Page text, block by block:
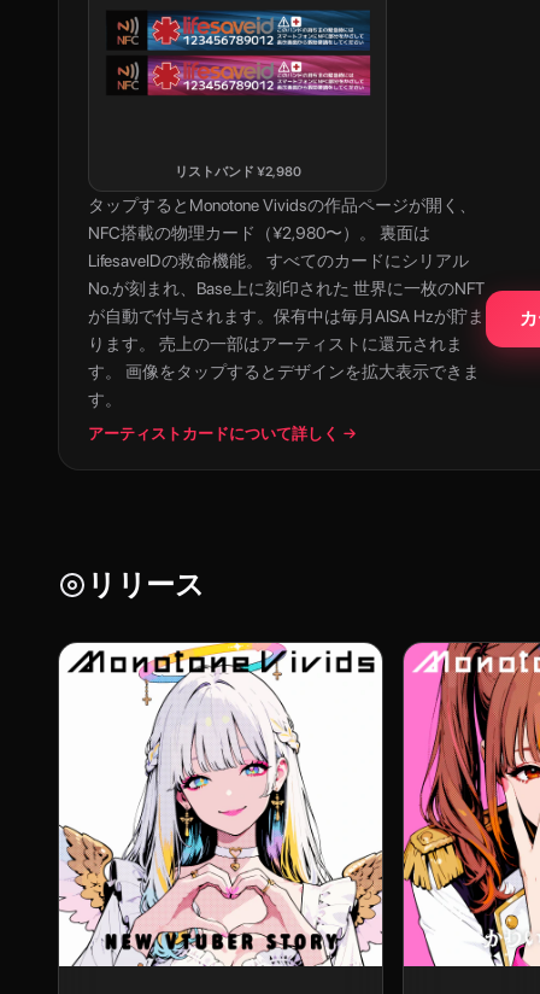
リストバンド ¥2,980
タップすると Monotone Vividsの作品ページが開く、
NFC搭載の物理カード（¥2,980〜）。 裏面は
LifesaveIDの救命機能。 すべてのカードにシリアル
No.が刻まれ、Base上に刻印された 世界に一枚のNFT
が自動で付与されます。保有中は毎月AISA Hzが貯ま
ります。 売上の一部はアーティストに還元されま
す。 画像をタップするとデザインを拡大表示できま
す。
アーティストカードについて詳しく →
リリース